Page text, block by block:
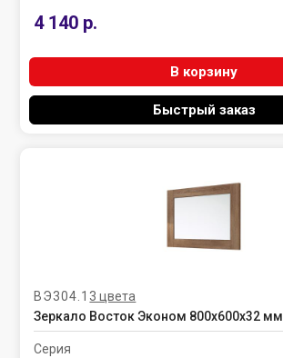
4 140 р.
В корзину
Быстрый заказ
ВЭ304.1 3 цвета
Зеркало Восток Эконом 800х600х32 мм
Серия